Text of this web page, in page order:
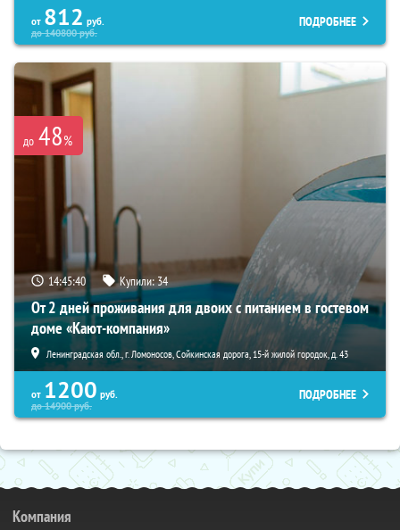
от 812 руб.
до140800руб.
ПОДРОБНЕЕ
до 48%
14:45:38 Купили:34
От 2 дней проживания для двоих с питанием в гостевом
доме «Кают-компания»
Ленинградская обл., г. Ломоносов, Сойкинская дорога, 15-й жилой городок, д. 43
от 1200 руб.
до14900руб.
ПОДРОБНЕЕ
Компания